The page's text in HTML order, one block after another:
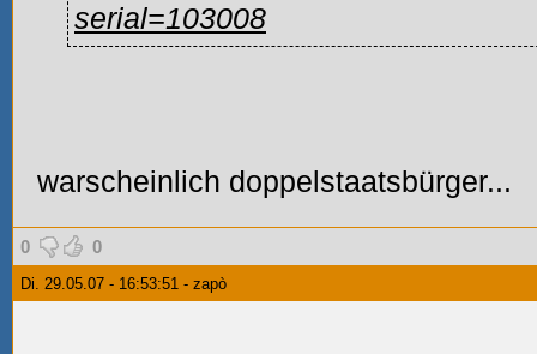
serial=103008
warscheinlich doppelstaatsbürger...
0 0
Di. 29.05.07 - 16:53:51 - zapò